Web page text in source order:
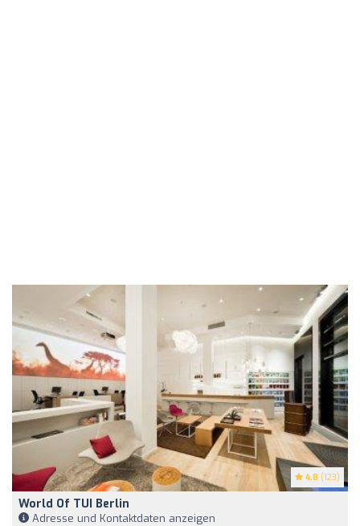
4.8 (123)
World Of TUI Berlin
Adresse und Kontaktdaten anzeigen